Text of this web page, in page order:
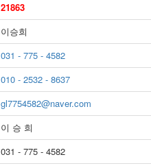
21863
이승희
031 - 775 - 4582
010 - 2532 - 8637
gl7754582@naver.com
이 승 희
031 - 775 - 4582